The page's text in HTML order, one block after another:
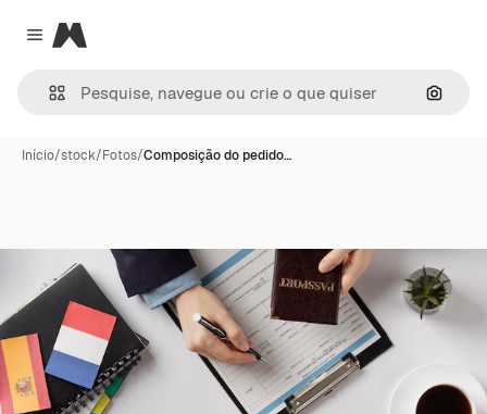
Close menu
Magnific
Início/stock/Fotos/Composição do pedido…